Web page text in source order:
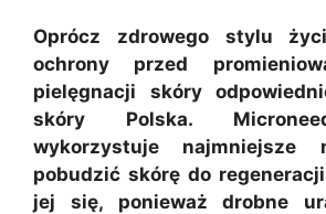
Oprócz zdrowego stylu
ochrony przed
pielęgnacji skóry
skóry Polska.
wykorzystuje najmniejsze
pobudzić skórę do
jej się, ponieważ drobne